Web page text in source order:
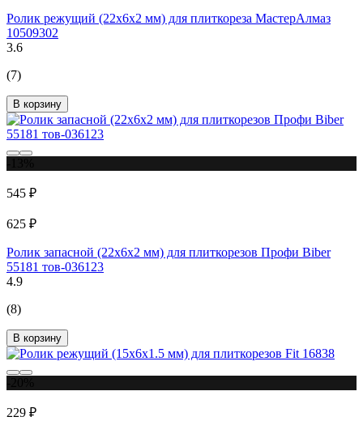
Ролик режущий (22х6х2 мм) для плиткореза МастерАлмаз
10509302
3.6
(7)
В корзину
545 ₽
625 ₽
Ролик запасной (22х6х2 мм) для плиткорезов Профи Biber
55181 тов-036123
4.9
(8)
В корзину
229 ₽